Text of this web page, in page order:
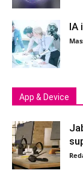
IA
App & Device